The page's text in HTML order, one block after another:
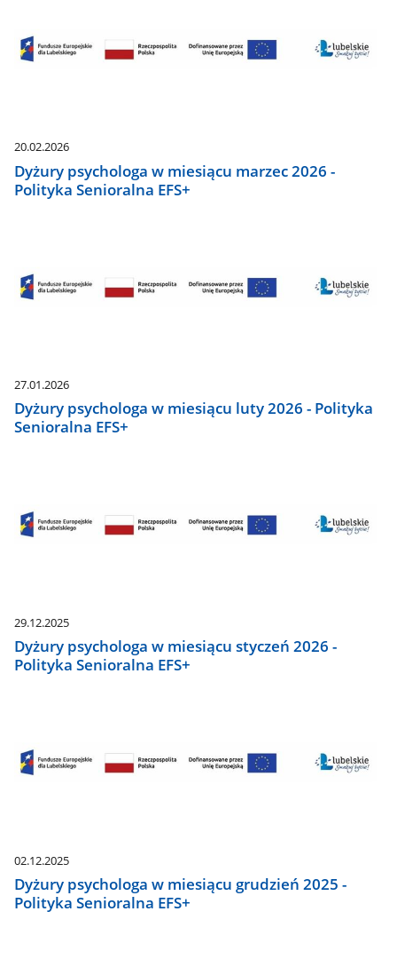
20.02.2026
Dyżury psychologa w miesiącu marzec 2026 -
Polityka Senioralna EFS+
27.01.2026
Dyżury psychologa w miesiącu luty 2026 - Polityka
Senioralna EFS+
29.12.2025
Dyżury psychologa w miesiącu styczeń 2026 -
Polityka Senioralna EFS+
02.12.2025
Dyżury psychologa w miesiącu grudzień 2025 -
Polityka Senioralna EFS+